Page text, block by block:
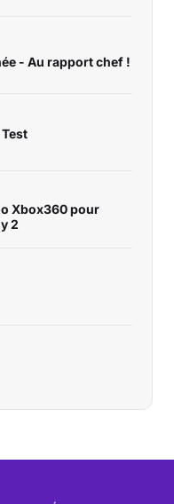
- Au rapport chef !
Xbox360 pour
2